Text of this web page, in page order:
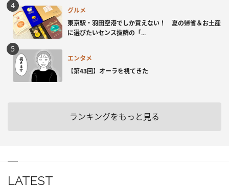
グルメ
東京駅・羽田空港でしか買えない！ 夏の帰省＆お土産
に選びたいセンス抜群の「...
エンタメ
【第43回】オーラを視てきた
ランキングをもっと見る
LATEST